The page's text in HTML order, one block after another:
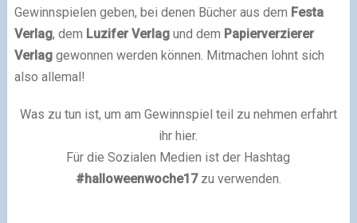
Gewinnspielen geben, bei denen Bücher aus dem Festa
Verlag, dem Luzifer Verlagund dem Papierverzierer
Verlaggewonnen werden können. Mitmachen lohnt sich
also allemal!
Was zu tun ist, um am Gewinnspiel teil zu nehmen erfahrt
ihr hier.
Für die Sozialen Medien ist der Hashtag
#halloweenwoche17zu verwenden.